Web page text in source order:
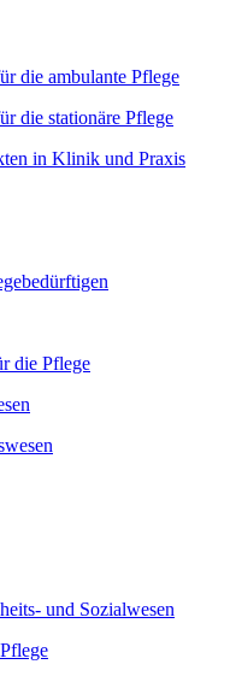
die ambulante Pflege
die stationäre Pflege
in Klinik und Praxis
die Pflege
und Sozialwesen